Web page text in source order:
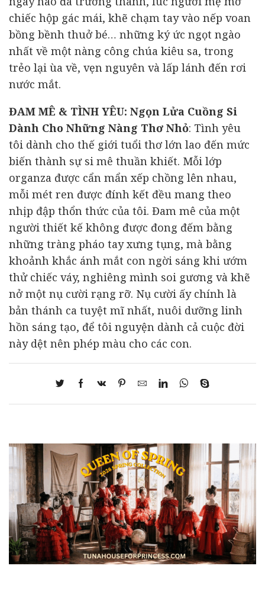
chiếc hộp gác mái, khẽ chạm tay vào nếp voan
bồng bềnh thuở bé… những ký ức ngọt ngào
nhất về một nàng công chúa kiêu sa, trong
trẻo lại ùa về, vẹn nguyên và lấp lánh đến rơi
nước mắt.
ĐAM MÊ & TÌNH YÊU: Ngọn Lửa Cuồng Si
Dành Cho Những Nàng Thơ Nhỏ: Tình yêu
tôi dành cho thế giới tuổi thơ lớn lao đến mức
biến thành sự si mê thuần khiết. Mỗi lớp
organza được cẩn mẩn xếp chồng lên nhau,
mỗi mét ren được đính kết đều mang theo
nhịp đập thổn thức của tôi. Đam mê của một
người thiết kế không được đong đếm bằng
những tràng pháo tay xưng tụng, mà bằng
khoảnh khắc ánh mắt con ngời sáng khi ướm
thử chiếc váy, nghiêng mình soi gương và khẽ
nở một nụ cười rạng rỡ. Nụ cười ấy chính là
bản thánh ca tuyệt mĩ nhất, nuôi dưỡng linh
hồn sáng tạo, để tôi nguyện dành cả cuộc đời
này dệt nên phép màu cho các con.